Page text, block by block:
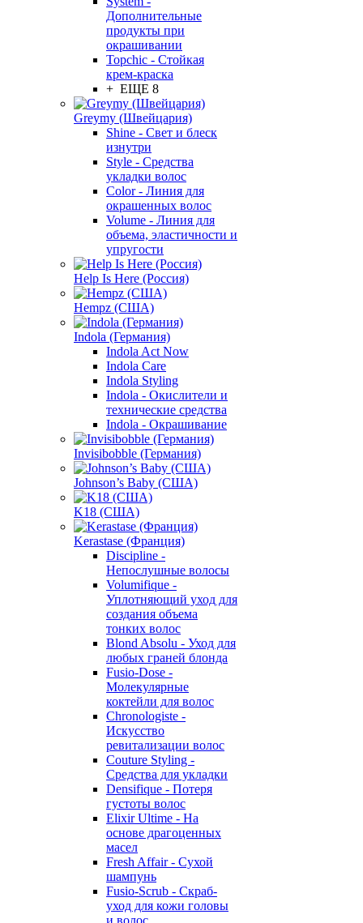
Дополнительные
продукты при
окрашивании
Topchic - Стойкая
крем-краска
+ ЕЩЕ 8
Greymy (Швейцария)
Shine - Свет и блеск
изнутри
Style - Средства
укладки волос
Color - Линия для
окрашенных волос
Volume - Линия для
объема, эластичности и
упругости
Help Is Here (Россия)
Hempz (США)
Indola (Германия)
Indola Act Now
Indola Care
Indola Styling
Indola - Окислители и
технические средства
Indola - Окрашивание
Invisibobble (Германия)
Johnson’s Baby (США)
K18 (США)
Kerastase (Франция)
Discipline -
Непослушные волосы
Volumifique -
Уплотняющий уход для
создания объема
тонких волос
Blond Absolu - Уход для
любых граней блонда
Fusio-Dose -
Молекулярные
коктейли для волос
Chronologiste -
Искусство
ревитализации волос
Couture Styling -
Средства для укладки
Densifique - Потеря
густоты волос
Elixir Ultime - На
основе драгоценных
масел
Fresh Affair - Сухой
шампунь
Fusio-Scrub - Скраб-
уход для кожи головы
и волос